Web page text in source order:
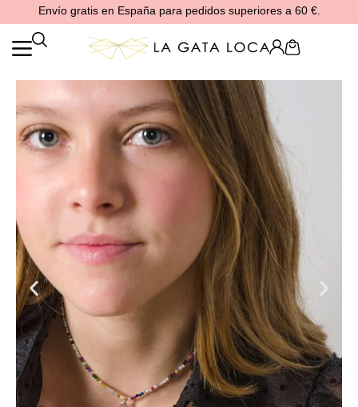
al
contenido
Envío gratis en España para pedidos superiores a 60 €.
Cart